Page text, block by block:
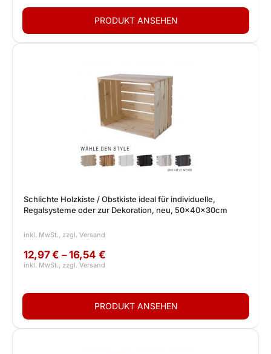
Schlichte Holzkiste / Obstkiste ideal für individuelle,
Regalsysteme oder zur Dekoration, neu, 50x40x30cm
12,97 € – 16,54 €